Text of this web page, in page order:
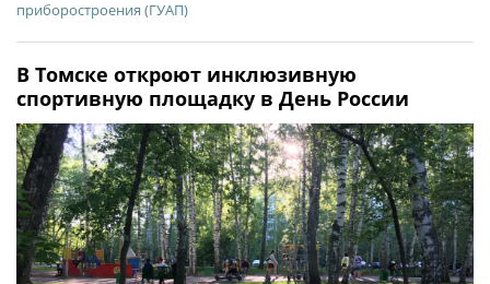
приборостроения (ГУАП)
В Томске откроют инклюзивную
спортивную площадку в День России